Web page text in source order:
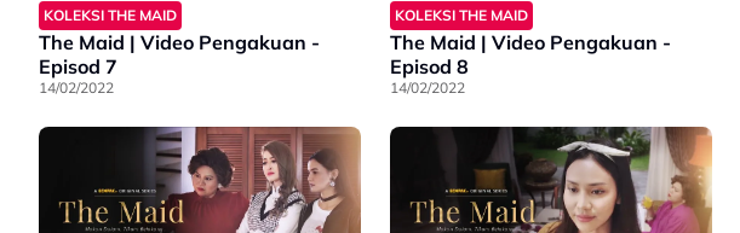
KOLEKSI THE MAID
The Maid | Video Pengakuan -
Episod 7
14/02/2022
KOLEKSI THE MAID
The Maid | Video Pengakuan -
Episod 8
14/02/2022